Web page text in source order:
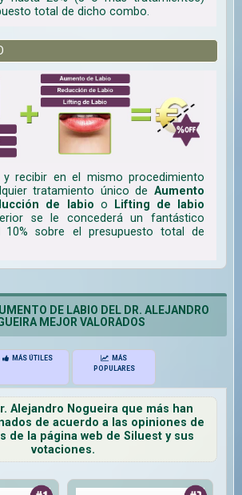
total de dicho combo.
y recibir en el mismo procedimiento
tratamiento único de Aumento
de labio o
Lifting de labio
se le concederá un fantástico
10% sobre el presupuesto total de
DE LABIO DEL DR. ALEJANDRO
MEJOR VALORADOS
MÁS ÚTILES
MÁS
POPULARES
Alejandro Nogueira que más han
de acuerdo a las opiniones de
de la página web de Siluest y sus
votaciones.